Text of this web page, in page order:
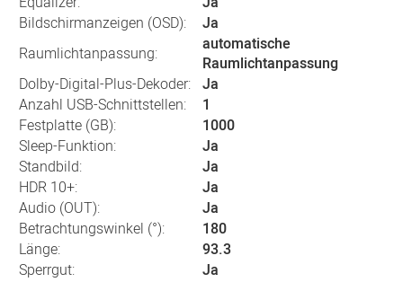
Bildschirmanzeigen (OSD):
Ja
Raumlichtanpassung:
automatische
Raumlichtanpassung
Dolby-Digital-Plus-Dekoder: Ja
Anzahl USB-Schnittstellen:
1
Festplatte (GB):
1000
Sleep-Funktion:
Ja
Standbild:
Ja
HDR 10+:
Ja
Audio (OUT):
Ja
Betrachtungswinkel (°):
180
Länge:
93.3
Sperrgut:
Ja